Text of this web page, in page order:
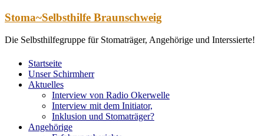
Zum
springen
Stoma~Selbsthilfe Braunschweig
Die Selbsthilfegruppe für Stomaträger, Angehörige und Interssierte!
Startseite
Unser Schirmherr
Aktuelles
Interview von Radio Okerwelle
Interview mit dem Initiator,
Inklusion und Stomaträger?
Angehörige